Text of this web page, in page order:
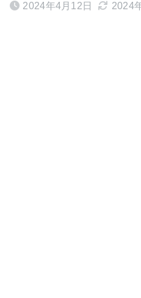
2024年4月12日 2024